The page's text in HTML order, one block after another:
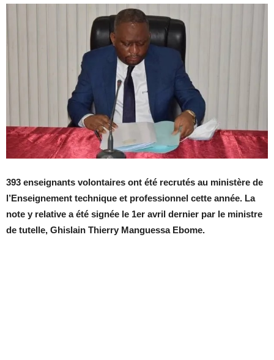
393 enseignants volontaires ont été recrutés au ministère de
l’Enseignement technique et professionnel cette année. La
note y relative a été signée le 1er avril dernier par le ministre
de tutelle, Ghislain Thierry Manguessa Ebome.